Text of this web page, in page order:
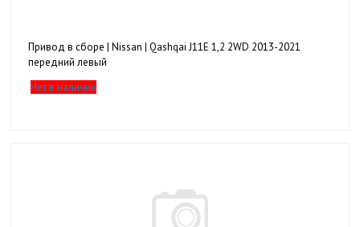
Привод в сборе | Nissan | Qashqai J11E 1,2 2WD 2013-2021
передний левый
Нет в наличии